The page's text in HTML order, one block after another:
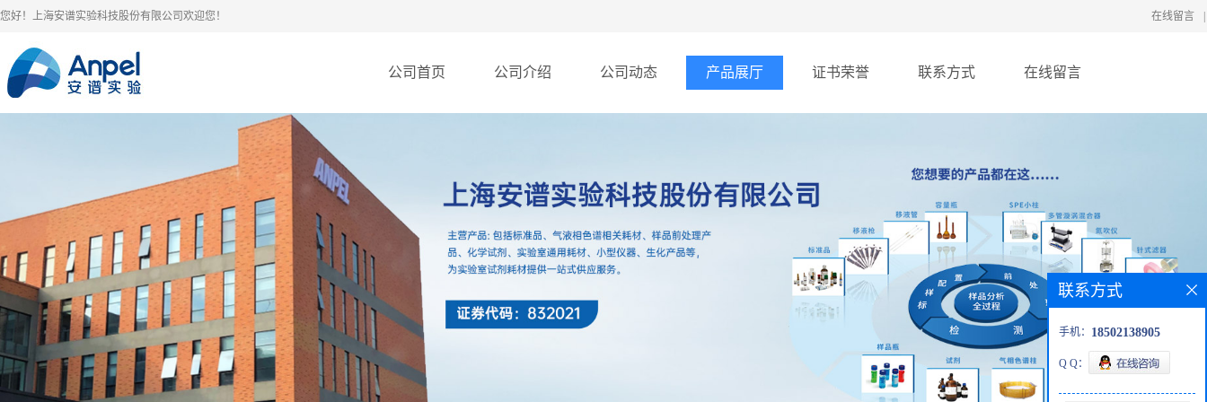
您好！上海安谱实验科技股份有限公司欢迎您！ 在线留言
公司首页 公司介绍 公司动态 产品展厅 证书荣誉 联系方式 在线留言
联系方式
手机： 18502138905
Q Q：